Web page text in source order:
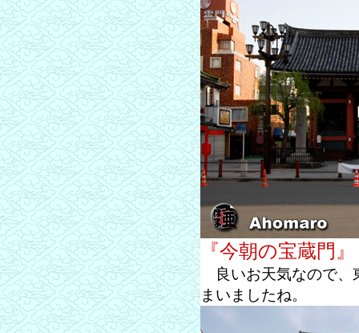
『今朝の宝蔵門』
良いお天気なので、
まいましたね。